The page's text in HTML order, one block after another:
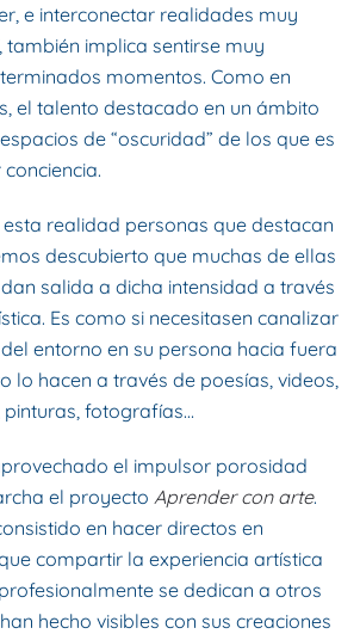
e interconectar realidades muy
también implica sentirse muy
momentos. Como en
el talento destacado en un ámbito
de “oscuridad” de los que es
realidad personas que destacan
descubierto que muchas de ellas
salida a dicha intensidad a través
Es como si necesitasen canalizar
entorno en su persona hacia fuera
lo hacen a través de poesías, videos,
pinturas, fotografías…
el impulsor porosidad
el proyecto Aprender con arte.
en hacer directos en
compartir la experiencia artística
se dedican a otros
hecho visibles con sus creaciones